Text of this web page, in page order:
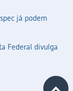
já podem
Federal divulga